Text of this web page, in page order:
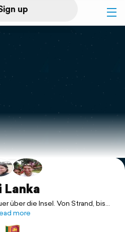
up
Log in
Lanka
über die Insel. Von Strand, bis
Von Wandern über Yoga zur
more